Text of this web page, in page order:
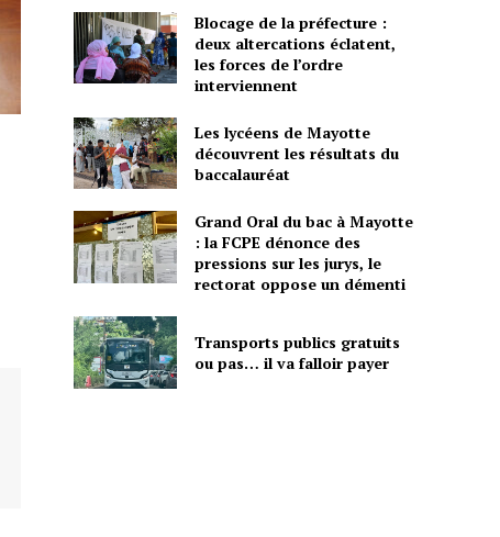
Blocage de la préfecture :
deux altercations éclatent,
les forces de l’ordre
interviennent
Les lycéens de Mayotte
découvrent les résultats du
baccalauréat
Grand Oral du bac à Mayotte
: la FCPE dénonce des
pressions sur les jurys, le
rectorat oppose un démenti
Transports publics gratuits
ou pas… il va falloir payer